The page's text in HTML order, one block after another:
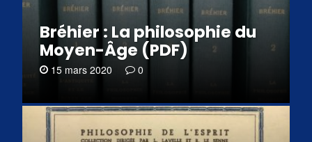
Bréhier : La philosophie du
Moyen-Âge (PDF)
15 mars 2020 0